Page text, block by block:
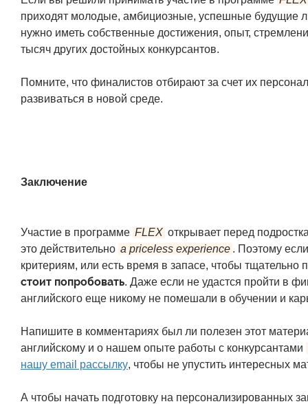
приходят молодые, амбициозные, успешные будущие
нужно иметь собственные достижения, опыт,
тысяч других достойных конкурсантов.
Помните, что финалистов отбирают за счет их
развиваться в новой среде.
Заключение
Участие в программе FLEX открывает перед
это действительно a priceless experience . Поэтому
критериям, или есть время в запасе, чтобы
стоит попробовать. Даже если не удастся пройти в
английского еще никому не помешали в обучении и
Напишите в комментариях был ли полезен этот
английскому и о нашем опыте работы с конкурсантами
нашу email рассылку, чтобы не упустить интересных
А чтобы начать подготовку на персонализированных